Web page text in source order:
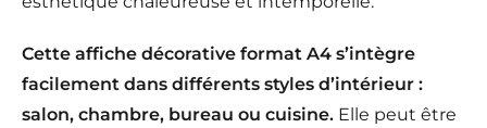
Cette affiche décorative format A4 s’intègre
facilement dans différents styles d’intérieur :
salon, chambre, bureau ou cuisine. Elle peut être